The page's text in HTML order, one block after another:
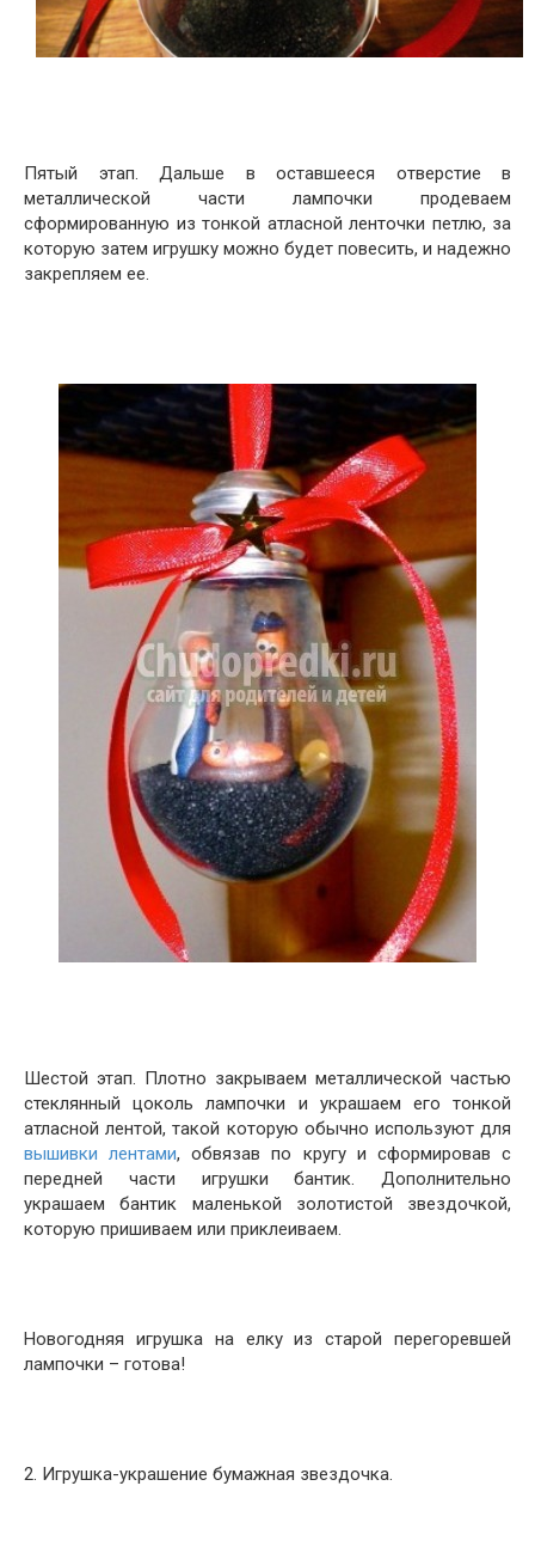
Пятый этап. Дальше в оставшееся отверстие в
металлической части лампочки продеваем
сформированную из тонкой атласной ленточки петлю, за
которую затем игрушку можно будет повесить, и надежно
закрепляем ее.
Шестой этап. Плотно закрываем металлической частью
стеклянный цоколь лампочки и украшаем его тонкой
атласной лентой, такой которую обычно используют для
вышивки лентами, обвязав по кругу и сформировав с
передней части игрушки бантик. Дополнительно
украшаем бантик маленькой золотистой звездочкой,
которую пришиваем или приклеиваем.
Новогодняя игрушка на елку из старой перегоревшей
лампочки – готова!
2. Игрушка-украшение бумажная звездочка.